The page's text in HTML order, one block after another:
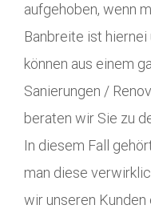
aufgehoben, wenn
Banbreite ist
können aus einem
Sanierungen /
beraten wir Sie zu
In diesem Fall
man diese
wir unseren